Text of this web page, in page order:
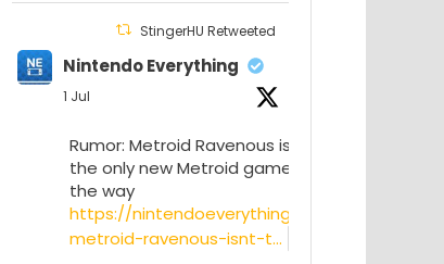
StingerHU Retweeted
Nintendo Everything
1 Jul
Rumor: Metroid Ravenous isn’t
the only new Metroid game on
the way
https://nintendoeverything.com/rumor-
metroid-ravenous-isnt-t...